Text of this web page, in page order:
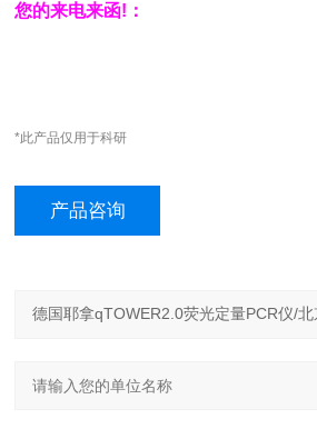
您的来电来函!：
*此产品仅用于科研
产品咨询